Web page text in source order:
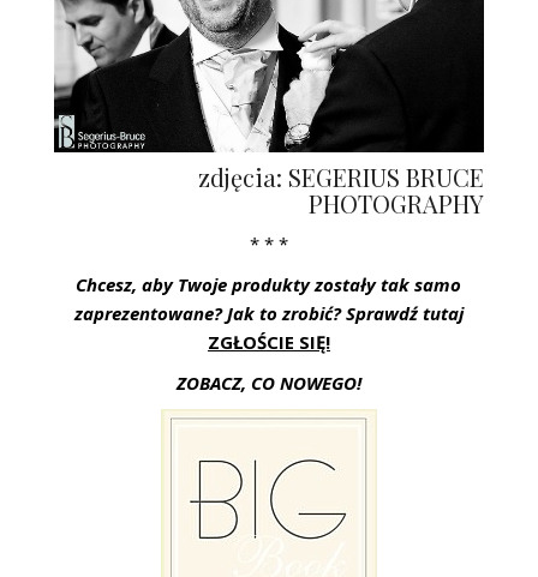
zdjęcia: SEGERIUS BRUCE
PHOTOGRAPHY
* * *
Chcesz, aby Twoje produkty zostały tak samo
zaprezentowane? Jak to zrobić? Sprawdź tutaj
ZGŁOŚCIE SIĘ!
ZOBACZ, CO NOWEGO!